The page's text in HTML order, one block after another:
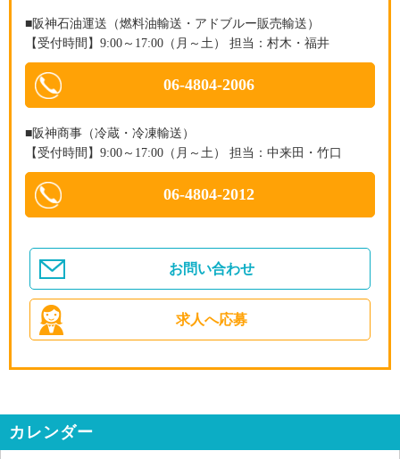
■阪神石油運送（燃料油輸送・アドブルー販売輸送）
【受付時間】9:00～17:00（月～土） 担当：村木・福井
06-4804-2006
■阪神商事（冷蔵・冷凍輸送）
【受付時間】9:00～17:00（月～土） 担当：中来田・竹口
06-4804-2012
お問い合わせ
求人へ応募
カレンダー